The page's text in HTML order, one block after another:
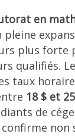
en
pleine
plus forte
qualifiés.
taux
18 $ et
de
non